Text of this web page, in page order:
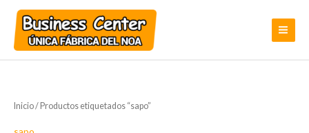
contenido
Inicio/ Productos etiquetados “sapo”